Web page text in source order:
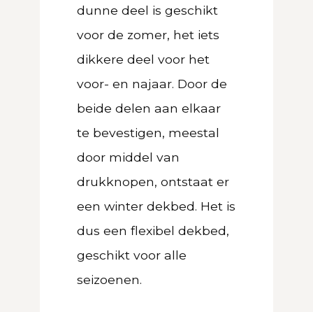
dunne deel is geschikt
voor de zomer, het iets
dikkere deel voor het
voor- en najaar. Door de
beide delen aan elkaar
te bevestigen, meestal
door middel van
drukknopen, ontstaat er
een winter dekbed. Het is
dus een flexibel dekbed,
geschikt voor alle
seizoenen.